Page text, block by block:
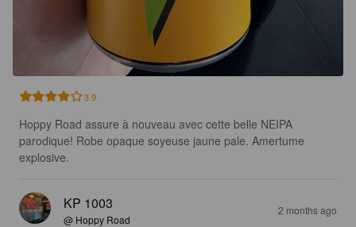
3.9
Hoppy Road assure à nouveau avec cette belle NEIPA
parodique! Robe opaque soyeuse jaune pale. Amertume
explosive.
KP 1003
@ Hoppy Road
2 months ago